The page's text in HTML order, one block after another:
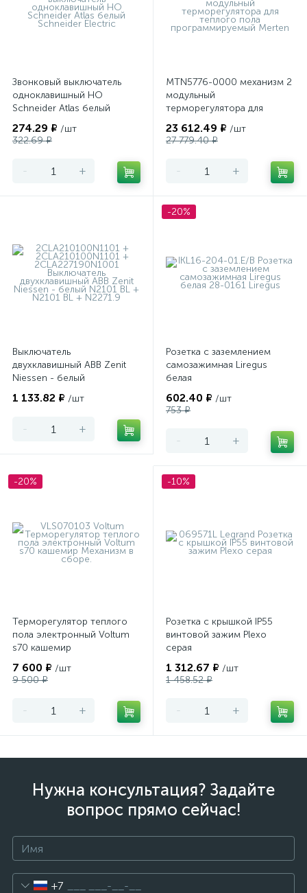
Звонковый выключатель
одноклавишный НО
Schneider Atlas белый
274.29 ₽ /шт
322.69 ₽
- +
MTN5776-0000 механизм 2
модульный
терморегулятора для
программируемый Merten
23 612.49 ₽ /шт
27 779.40 ₽
- +
Выключатель
двухклавишный ABB Zenit
Niessen - белый
1 133.82 ₽ /шт
- +
-20%
Розетка с заземлением
самозажимная Liregus
белая
602.40 ₽ /шт
753 ₽
- +
-20%
Терморегулятор теплого
пола электронный Voltum
s70 кашемир
7 600 ₽ /шт
9 500 ₽
- +
-10%
Розетка с крышкой IP55
винтовой зажим Plexo
серая
1 312.67 ₽ /шт
1 458.52 ₽
- +
Нужна консультация? Задайте
вопрос прямо сейчас!
+7